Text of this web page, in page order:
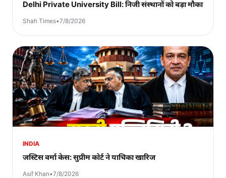
Delhi Private University Bill: निजी संस्थानों को बड़ा मौका
Shah Times•7/8/2026
INDIA
जस्टिस वर्मा केस: सुप्रीम कोर्ट ने याचिका खारिज
Asif Khan•7/8/2026